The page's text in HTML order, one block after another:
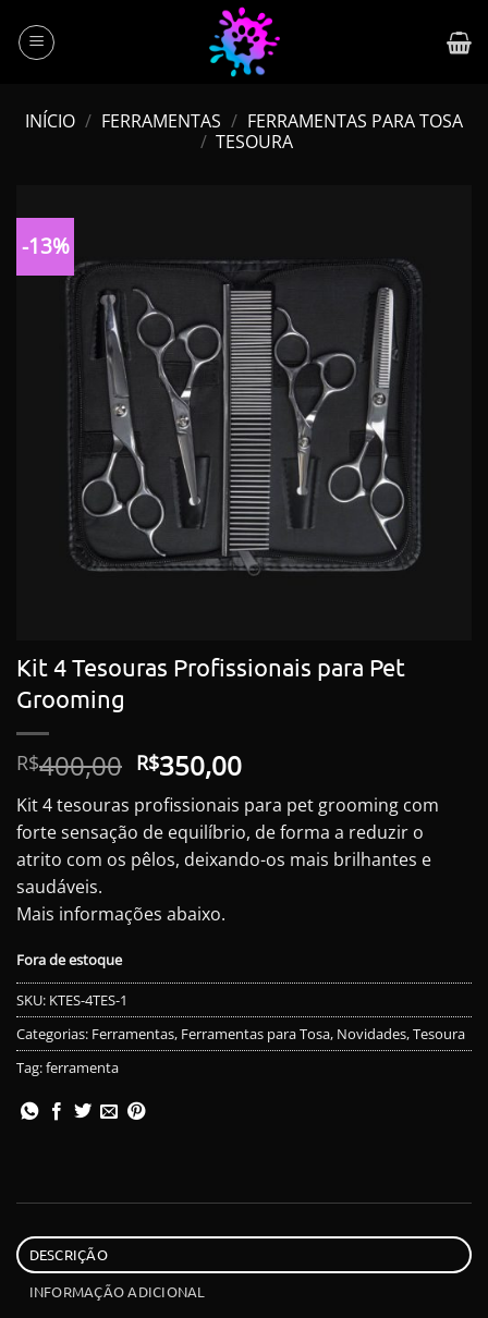
content
INÍCIO / FERRAMENTAS / FERRAMENTAS PARA TOSA
/ TESOURA
-13%
Kit 4 Tesouras Profissionais para Pet
Grooming
R$400,00 O
preço
original
era:
R$400,00.
R$350,00O
preço
atual
é:
R$350,00.
Kit 4 tesouras profissionais para pet grooming com
forte sensação de equilíbrio, de forma a reduzir o
atrito com os pêlos, deixando-os mais brilhantes e
saudáveis.
Mais informações abaixo.
Fora de estoque
SKU: KTES-4TES-1
Categorias: Ferramentas, Ferramentas para Tosa, Novidades,Tesoura
Tag:ferramenta
DESCRIÇÃO
INFORMAÇÃO ADICIONAL